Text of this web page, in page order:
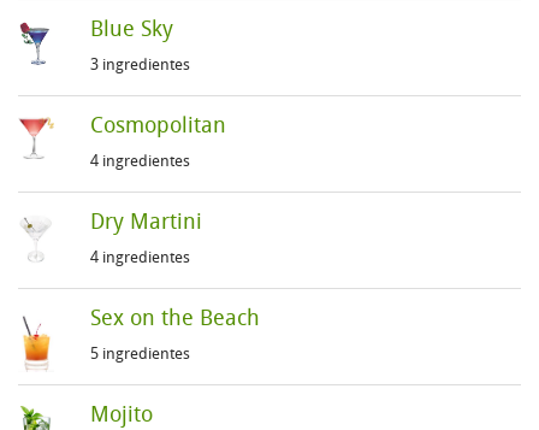
Blue Sky
3 ingredientes
Cosmopolitan
4 ingredientes
Dry Martini
4 ingredientes
Sex on the Beach
5 ingredientes
Mojito